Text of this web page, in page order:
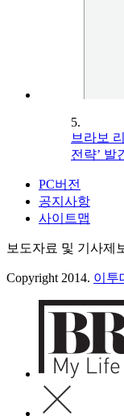
5.
브라보
전략’ 발
PC버전
공지사항
사이트맵
보도자료 및 기사제
Copyright 2014. 이투